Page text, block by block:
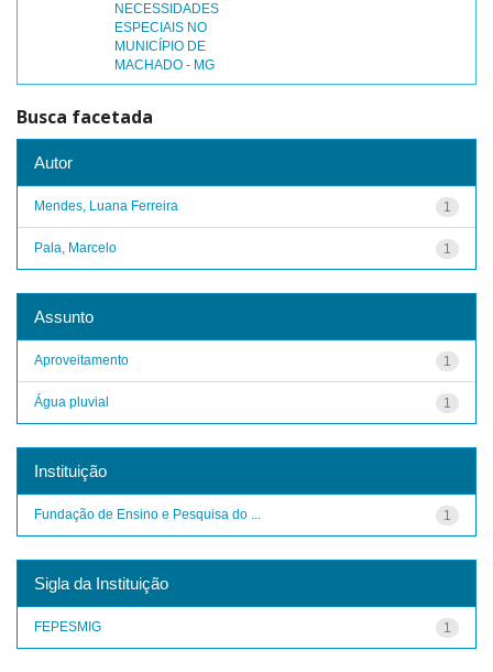
NECESSIDADES
ESPECIAIS NO
MUNICÍPIO DE
MACHADO - MG
Busca facetada
Autor
1
Mendes, Luana Ferreira
1
Pala, Marcelo
Assunto
1
Aproveitamento
1
Água pluvial
Instituição
1
Fundação de Ensino e Pesquisa do ...
Sigla da Instituição
1
FEPESMIG